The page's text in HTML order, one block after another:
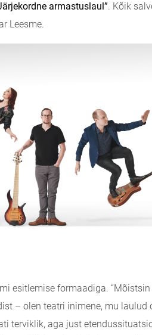
armastuslaul”. Kõik
Leesme.
esitlemise formaadiga. “Mõistsin
– olen teatri inimene, mu laulud
terviklik, aga just